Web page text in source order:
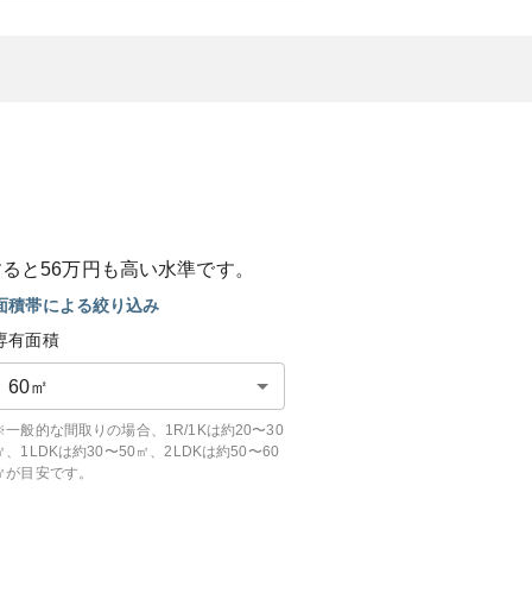
と56万円も高い水準です。
積帯による絞り込み
有面積
60㎡
般的な間取りの場合、1R/1Kは約20〜30
、1LDKは約30〜50㎡、2LDKは約50〜60
が目安です。